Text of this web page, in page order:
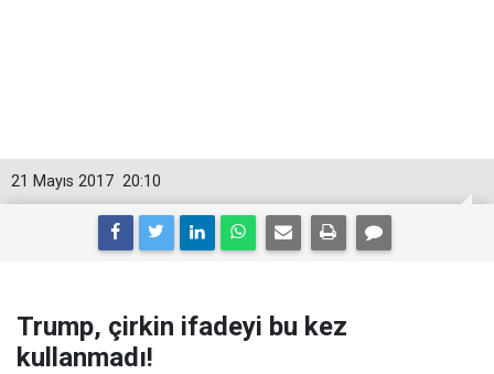
20:10
21 Mayıs 2017
Trump, çirkin ifadeyi bu kez
kullanmadı!